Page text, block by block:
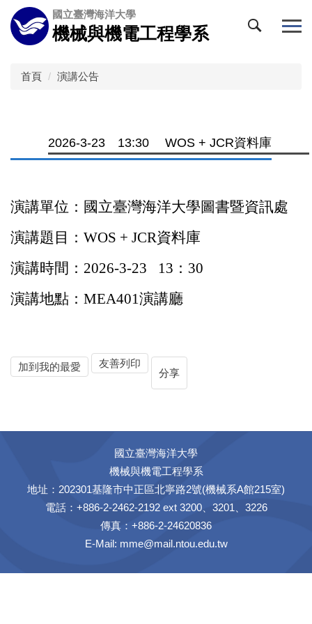
跳
到
主
國立臺灣海洋大學
機械與機電工程學系
首頁 演講公告
2026-3-23 13:30 WOS + JCR資料庫
演講單位：國立臺灣海洋大學圖書暨資訊處
演講題目： WOS + JCR資料庫
演講時間： 2026-3-23 13 ： 30
演講地點： MEA401演講廳
加到我的最愛
友善列印
分享
國立臺灣海洋大學
機械與機電工程學系
地址：202301基隆市中正區北寧路2號(機械系A館215室)
電話：+886-2-2462-2192 ext 3200、3201、3226
傳真：+886-2-24620836
E-Mail: mme@mail.ntou.edu.tw